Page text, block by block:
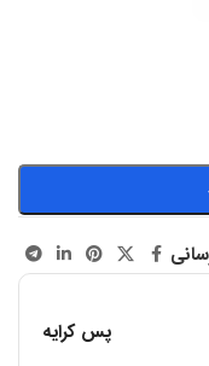
پس کرایه